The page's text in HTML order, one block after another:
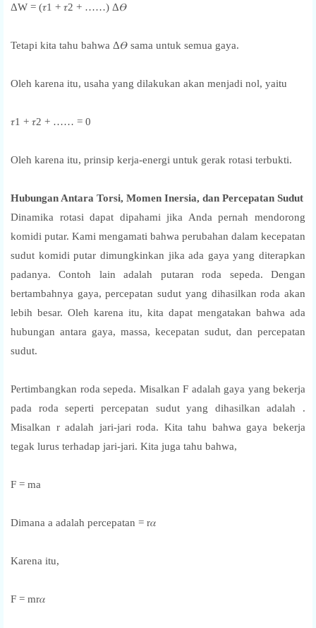
ΔW = (𝜏1 + 𝜏2 + ……) Δ𝛳
Tetapi kita tahu bahwa Δ𝛳 sama untuk semua gaya.
Oleh karena itu, usaha yang dilakukan akan menjadi nol, yaitu
𝜏1 + 𝜏2 + …… = 0
Oleh karena itu, prinsip kerja-energi untuk gerak rotasi terbukti.
Hubungan Antara Torsi, Momen Inersia, dan Percepatan Sudut
Dinamika rotasi dapat dipahami jika Anda pernah mendorong
komidi putar. Kami mengamati bahwa perubahan dalam kecepatan
sudut komidi putar dimungkinkan jika ada gaya yang diterapkan
padanya. Contoh lain adalah putaran roda sepeda. Dengan
bertambahnya gaya, percepatan sudut yang dihasilkan roda akan
lebih besar. Oleh karena itu, kita dapat mengatakan bahwa ada
hubungan antara gaya, massa, kecepatan sudut, dan percepatan
sudut.
Pertimbangkan roda sepeda. Misalkan F adalah gaya yang bekerja
pada roda seperti percepatan sudut yang dihasilkan adalah .
Misalkan r adalah jari-jari roda. Kita tahu bahwa gaya bekerja
tegak lurus terhadap jari-jari. Kita juga tahu bahwa,
F = ma
Dimana a adalah percepatan = r𝛼
Karena itu,
F = mr𝛼